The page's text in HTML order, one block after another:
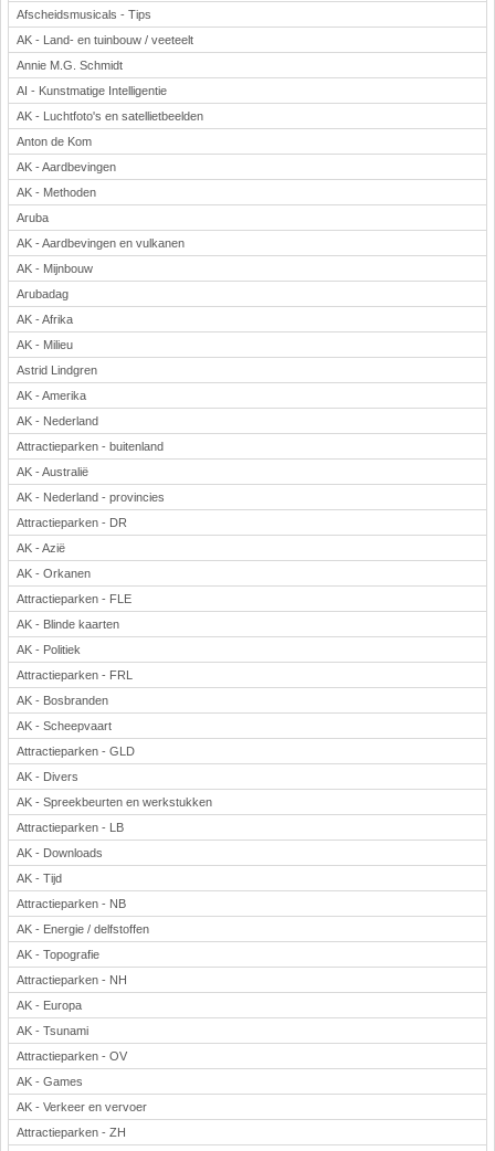
Afscheidsmusicals - Tips
AK - Land- en tuinbouw / veeteelt
Annie M.G. Schmidt
AI - Kunstmatige Intelligentie
AK - Luchtfoto's en satellietbeelden
Anton de Kom
AK - Aardbevingen
AK - Methoden
Aruba
AK - Aardbevingen en vulkanen
AK - Mijnbouw
Arubadag
AK - Afrika
AK - Milieu
Astrid Lindgren
AK - Amerika
AK - Nederland
Attractieparken - buitenland
AK - Australië
AK - Nederland - provincies
Attractieparken - DR
AK - Azië
AK - Orkanen
Attractieparken - FLE
AK - Blinde kaarten
AK - Politiek
Attractieparken - FRL
AK - Bosbranden
AK - Scheepvaart
Attractieparken - GLD
AK - Divers
AK - Spreekbeurten en werkstukken
Attractieparken - LB
AK - Downloads
AK - Tijd
Attractieparken - NB
AK - Energie / delfstoffen
AK - Topografie
Attractieparken - NH
AK - Europa
AK - Tsunami
Attractieparken - OV
AK - Games
AK - Verkeer en vervoer
Attractieparken - ZH